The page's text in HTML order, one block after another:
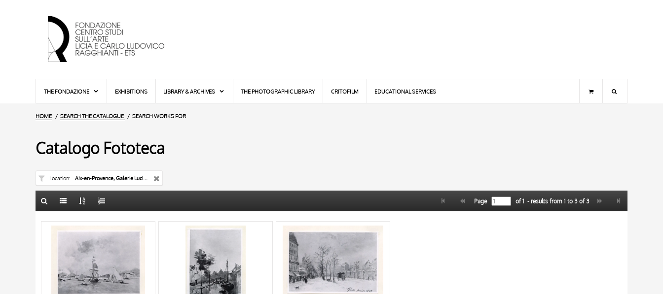
THE FONDAZIONE EXHIBITIONS LIBRARY & ARCHIVES THE PHOTOGRAPHIC LIBRARY CRITOFILM EDUCATIONAL SERVICES
HOME SEARCH THE CATALOGUE SEARCH WORKS FOR
Catalogo Fototeca
Location Aix-en-Provence, Galerie Lucien Blanc
OBJECT
LOCATION
DATE
10 RESULTS
20 RESULTS
Page of1 - results from 1 to 3of 3
TITLE
AUTHOR
OBJECT
LOCATION
10 RESULTS